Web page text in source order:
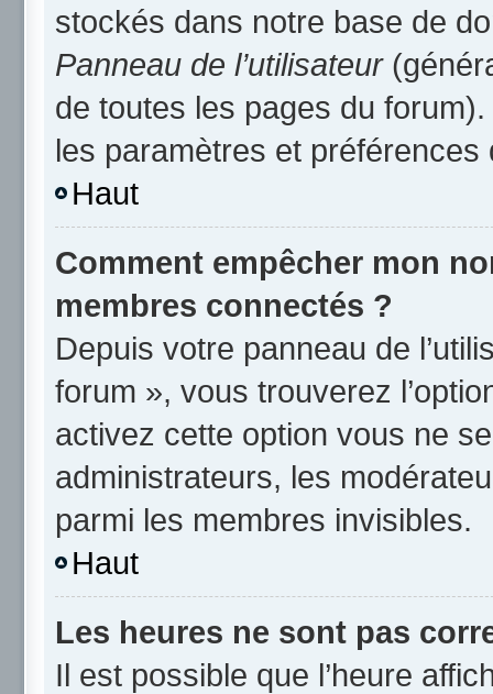
stockés dans notre base de
Panneau de l’utilisateur
de toutes les pages du
les paramètres et préférences
Haut
Comment empêcher mon
membres connectés ?
Depuis votre panneau de
forum », vous trouverez
activez cette option vous ne
administrateurs, les
parmi les membres invisibles.
Haut
Les heures ne sont pas
Il est possible que l’heure